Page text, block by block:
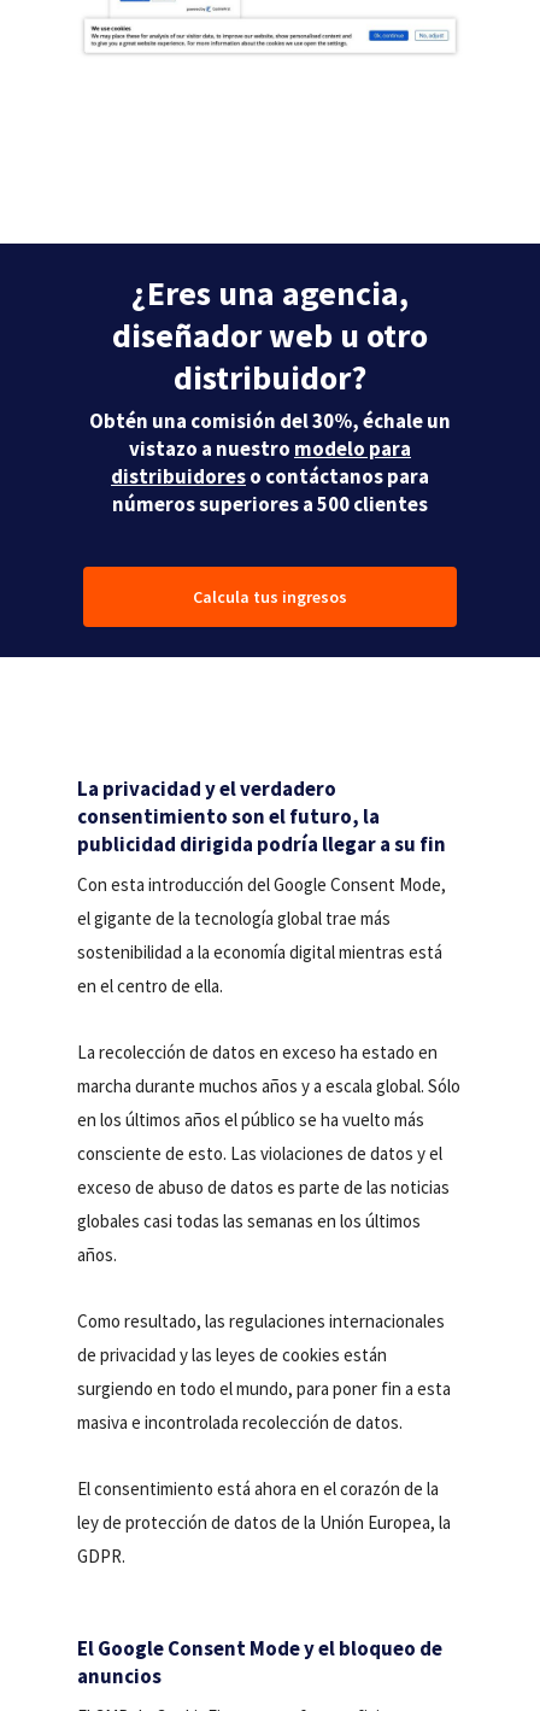
¿Eres una agencia,
diseñador web u otro
distribuidor?
Obtén una comisión del 30%, échale un
vistazo a nuestro modelo para
distribuidoreso contáctanos para
números superiores a 500 clientes
Calcula tus ingresos
La privacidad y el verdadero
consentimiento son el futuro, la
publicidad dirigida podría llegar a su fin
Con esta introducción del Google Consent Mode,
el gigante de la tecnología global trae más
sostenibilidad a la economía digital mientras está
en el centro de ella.
La recolección de datos en exceso ha estado en
marcha durante muchos años y a escala global. Sólo
en los últimos años el público se ha vuelto más
consciente de esto. Las violaciones de datos y el
exceso de abuso de datos es parte de las noticias
globales casi todas las semanas en los últimos
años.
Como resultado, las regulaciones internacionales
de privacidad y las leyes de cookies están
surgiendo en todo el mundo, para poner fin a esta
masiva e incontrolada recolección de datos.
El consentimiento está ahora en el corazón de la
ley de protección de datos de la Unión Europea, la
GDPR.
El Google Consent Mode y el bloqueo de
anuncios